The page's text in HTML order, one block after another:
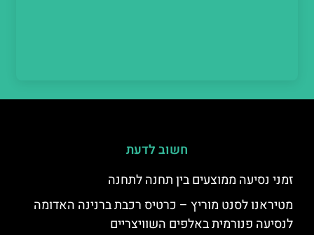
חשוב לדעת
זמני נסיעה ממוצעים בין תחנה לתחנה
מטיראנו לסנט מוריץ – כרטיס רכבת ברנינה האדומה
לנסיעה פנורמית באלפים השוויצריים